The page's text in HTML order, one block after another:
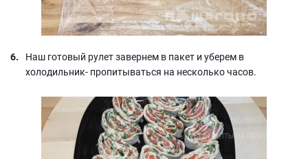
Наш готовый рулет завернем в пакет и уберем в
холодильник- пропитываться на несколько часов.